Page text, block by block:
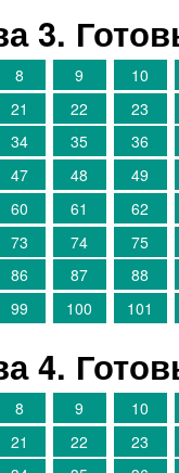
3.
8 9 10
21 22 23
34 35 36
47 48 49
60 61 62
73 74 75
86 87 88
99 100 101
4.
8 9 10
21 22 23